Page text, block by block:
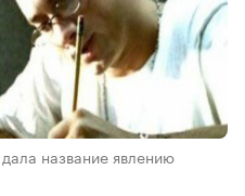
название явлению